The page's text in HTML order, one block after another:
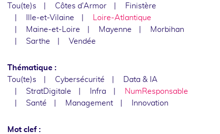
Tou(te)s
Côtes d'Armor
Finistère
Ille-et-Vilaine
Loire-Atlantique
Maine-et-Loire
Mayenne
Morbihan
Sarthe
Vendée
Thématique :
Tou(te)s
Cybersécurité
Data & IA
StratDigitale
Infra
NumResponsable
Santé
Management Innovation
Mot clef :